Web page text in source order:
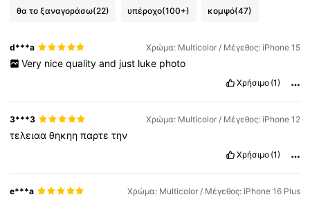
θα το ξαναγοράσω(22) υπέροχο(100+) κομψό(47)
d***a Χρώμα: Multicolor / Μέγεθος: iPhone 15
Very nice quality and just luke photo
Χρήσιμο (1)
3***3 Χρώμα: Multicolor / Μέγεθος: iPhone 12
τελειααθηκηηπαρτετην
Χρήσιμο (1)
e***a Χρώμα: Multicolor / Μέγεθος: iPhone 16 Plus